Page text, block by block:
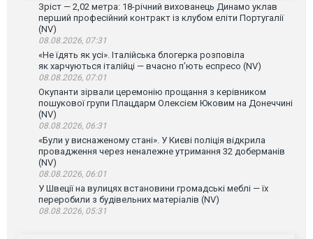
Зріст — 2,02 метра: 18-річний вихованець Динамо уклав
перший професійний контракт із клубом еліти Португалії
(NV)
08.08.2026, 07:31
«Не їдять як усі». Італійська блогерка розповіла
як харчуються італійці — вчасно п’ють еспресо (NV)
08.08.2026, 07:01
Окупанти зірвали церемонію прощання з керівником
пошукової групи Плацдарм Олексієм Юковим на Донеччині
(NV)
08.08.2026, 06:31
«Були у виснаженому стані». У Києві поліція відкрила
провадження через неналежне утримання 32 доберманів
(NV)
08.08.2026, 06:01
У Швеції на вулицях встановини громадські меблі — їх
переробили з будівельних матеріалів (NV)
08.08.2026, 05:31